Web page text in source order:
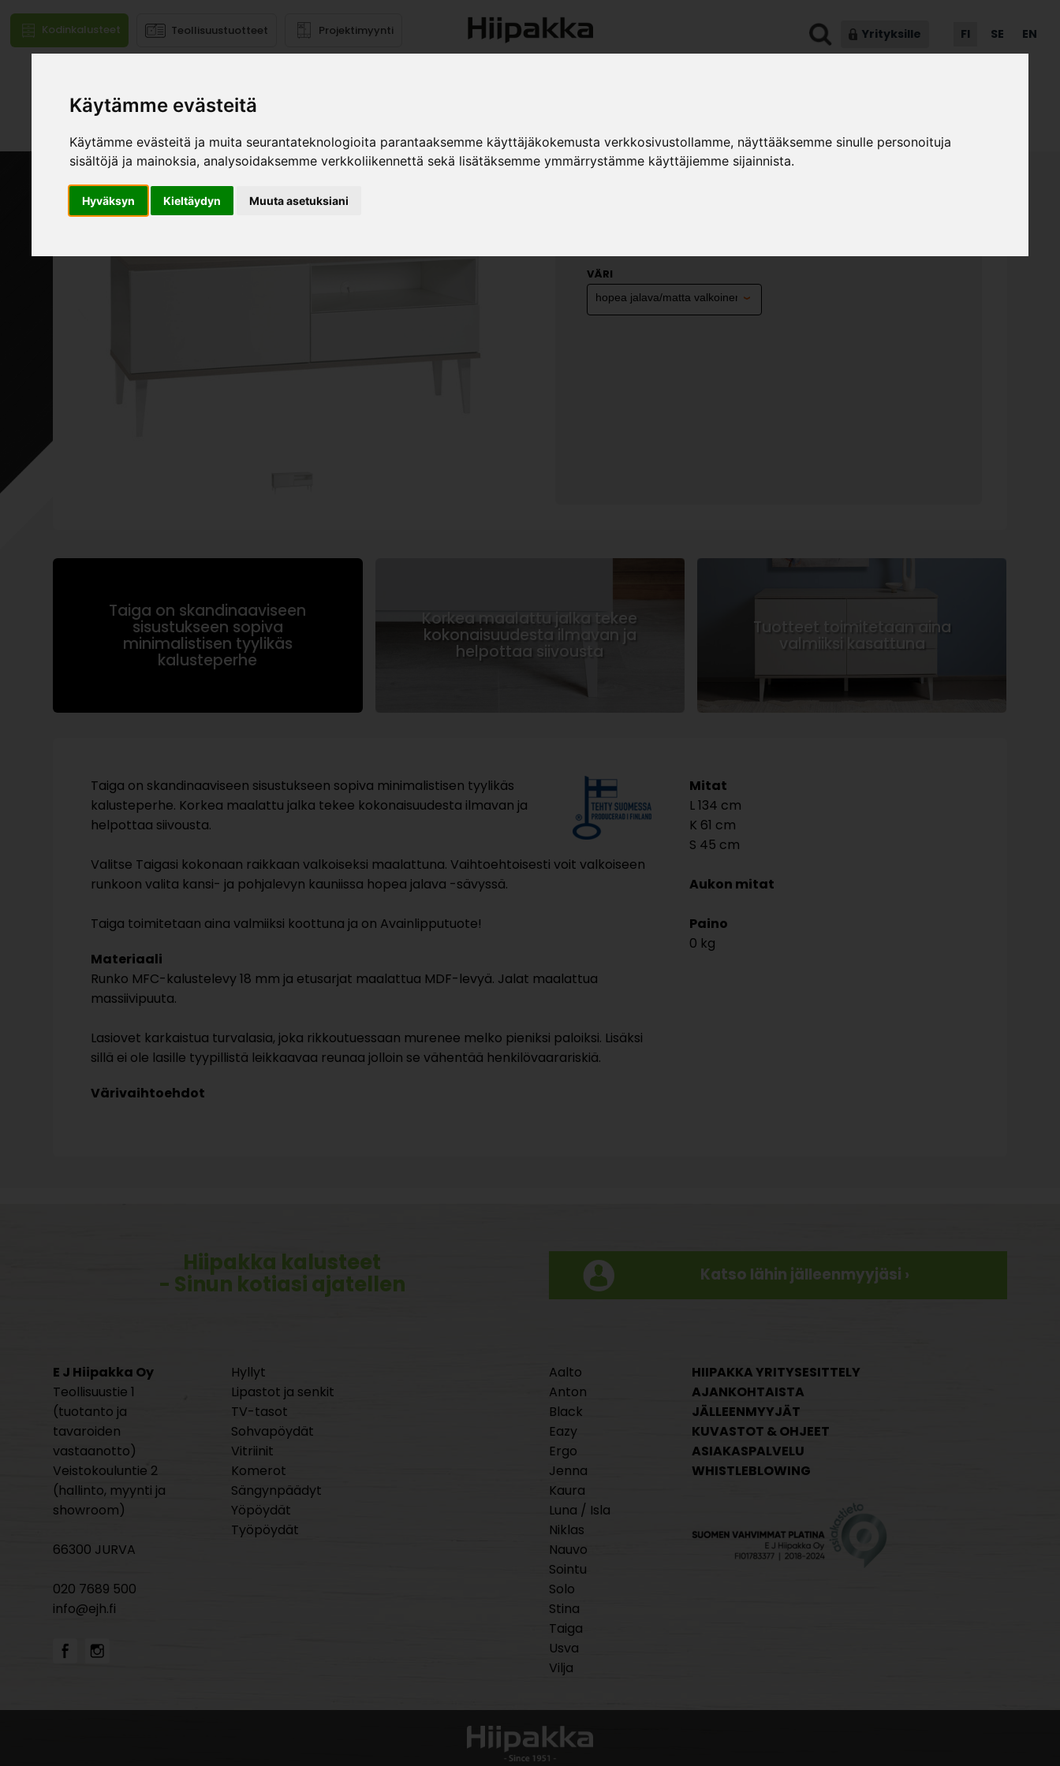
Käytämme evästeitä
Käytämme evästeitä ja muita seurantateknologioita parantaaksemme käyttäjäkokemusta verkkosivustollamme, näyttääksemme sinulle personoituja
sisältöjä ja mainoksia, analysoidaksemme verkkoliikennettä sekä lisätäksemme ymmärrystämme käyttäjiemme sijainnista.
Hyväksyn Kieltäydyn Muuta asetuksiani
Kodinkalusteet Teollisuustuotteet Projektimyynti Yrityksille FI SE EN
Mallistot
VÄRI
Taiga on skandinaaviseen
sisustukseen sopiva
minimalistisen tyylikäs
kalusteperhe
Korkea maalattu jalka tekee
kokonaisuudesta ilmavan ja
helpottaa siivousta
Tuotteet toimitetaan aina
valmiiksi kasattuna
Taiga on skandinaaviseen sisustukseen sopiva minimalistisen tyylikäs
kalusteperhe. Korkea maalattu jalka tekee kokonaisuudesta ilmavan ja
helpottaa siivousta.
Valitse Taigasi kokonaan raikkaan valkoiseksi maalattuna. Vaihtoehtoisesti voit valkoiseen
runkoon valita kansi- ja pohjalevyn kauniissa hopea jalava -sävyssä.
Taiga toimitetaan aina valmiiksi koottuna ja on Avainlipputuote!
Materiaali
Runko MFC-kalustelevy 18 mm ja etusarjat maalattua MDF-levyä. Jalat maalattua
massiivipuuta.
Lasiovet karkaistua turvalasia, joka rikkoutuessaan murenee melko pieniksi paloiksi. Lisäksi
sillä ei ole lasille tyypillistä leikkaavaa reunaa jolloin se vähentää henkilövaarariskiä.
Värivaihtoehdot
Mitat
134
61
45
Aukon mitat
Paino
0 kg
Hiipakka kalusteet
- Sinun kotiasi ajatellen Katso lähin jälleenmyyjäsi ›
E J Hiipakka Oy
Teollisuustie 1
(tuotanto ja
tavaroiden
vastaanotto)
Veistokouluntie 2
(hallinto, myynti ja
showroom)
66300 JURVA
020 7689 500
info@ejh.fi
Hyllyt
Lipastot ja senkit
TV-tasot
Sohvapöydät
Vitriinit
Komerot
Sängynpäädyt
Yöpöydät
Työpöydät
Aalto
Anton
Black
Eazy
Ergo
Jenna
Kaura
Luna / Isla
Niklas
Nauvo
Sointu
Solo
Stina
Taiga
Usva
Vilja
HIIPAKKA YRITYSESITTELY
AJANKOHTAISTA
JÄLLEENMYYJÄT
KUVASTOT & OHJEET
ASIAKASPALVELU
WHISTLEBLOWING